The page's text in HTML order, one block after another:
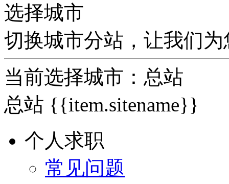
选择城市
切换城市分站，让我们
当前选择城市： 总站
总站 {{item.sitename}}
个人求职
常见问题